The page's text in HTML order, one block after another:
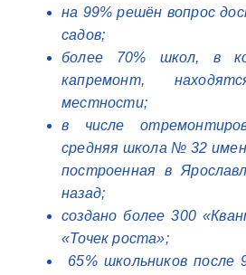
на 99% решён вопрос
садов;
более 70% школ, в
капремонт,
местности;
в числе
средняя школа № 32
построенная в
назад;
создано более 300
«Точек роста»;
65% школьников после